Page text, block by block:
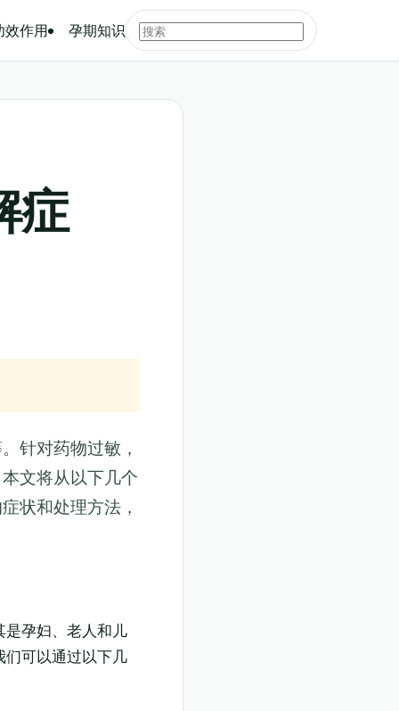
效作用 孕期知识
症
针对药物过敏，
文将从以下几个
状和处理方法，
是孕妇、老人和儿
们可以通过以下几